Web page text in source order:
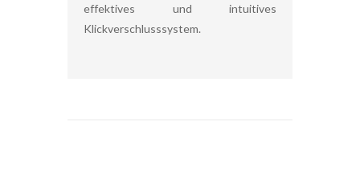
effektives und intuitives
Klickverschlusssystem.